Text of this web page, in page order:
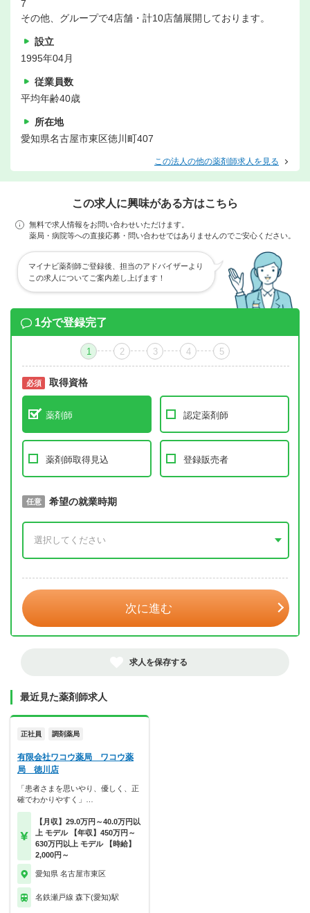
7
その他、グループで4店舗・計10店舗展開しております。
設立
1995年04月
従業員数
平均年齢40歳
所在地
愛知県名古屋市東区徳川町407
この法人の他の薬剤師求人を見る
この求人に興味がある方はこちら
無料で求人情報をお問い合わせいただけます。
薬局・病院等への直接応募・問い合わせではありませんのでご安心ください。
マイナビ薬剤師ご登録後、担当のアドバイザーより
この求人についてご案内差し上げます！
1分で登録完了
1 2 3 4 5
必須 取得資格
薬剤師 認定薬剤師
薬剤師取得見込 登録販売者
必須 取得予定年
任意 希望の就業時期
次に進む
求人を保存する
最近見た薬剤師求人
正社員 調剤薬局
有限会社ワコウ薬局 ワコウ薬
局 徳川店
「患者さまを思いやり、優しく、正
確でわかりやすく」…
【月収】29.0万円～40.0万円以
上 モデル 【年収】450万円～
630万円以上 モデル 【時給】
2,000円～
愛知県 名古屋市東区
名鉄瀬戸線 森下(愛知)駅